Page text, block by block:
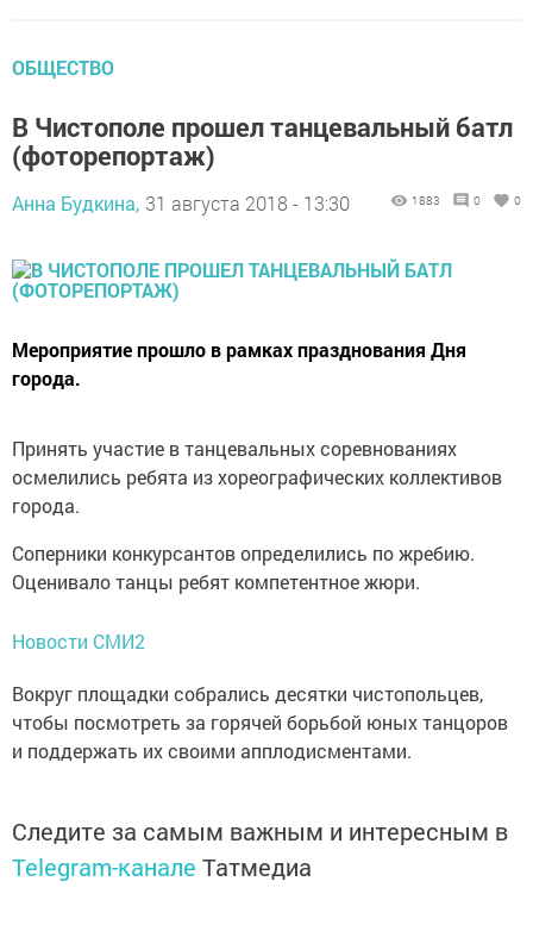
ОБЩЕСТВО
В Чистополе прошел танцевальный батл
(фоторепортаж)
Анна Будкина, 31 августа 2018 - 13:30 1883 0 0
Мероприятие прошло в рамках празднования Дня
города.
Принять участие в танцевальных соревнованиях
осмелились ребята из хореографических коллективов
города.
Соперники конкурсантов определились по жребию.
Оценивало танцы ребят компетентное жюри.
Новости СМИ2
Вокруг площадки собрались десятки чистопольцев,
чтобы посмотреть за горячей борьбой юных танцоров
и поддержать их своими апплодисментами.
Следите за самым важным и интересным в
Telegram-канале Татмедиа